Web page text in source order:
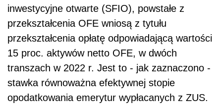
inwestycyjne otwarte (SFIO), powstałe z
przekształcenia OFE wniosą z tytułu
przekształcenia opłatę odpowiadającą wartości
15 proc. aktywów netto OFE, w dwóch
transzach w 2022 r. Jest to - jak zaznaczono -
stawka równoważna efektywnej stopie
opodatkowania emerytur wypłacanych z ZUS.